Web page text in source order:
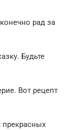
рад за
Будьте
Вот рецепт